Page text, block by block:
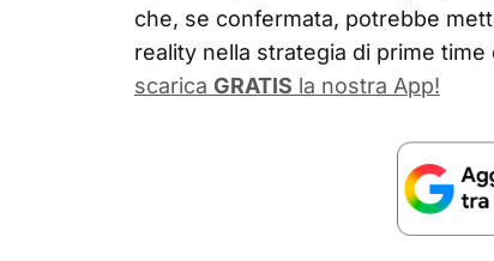
che, se confermata, potrebbe
reality nella strategia di prime time
scarica GRATIS la nostra App!